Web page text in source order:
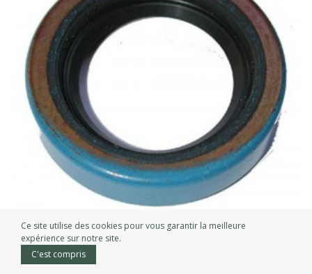
Joints d’étanchéité BRIGGS...
Ce site utilise des cookies pour vous garantir la meilleure
expérience sur notre site.
C'est compris